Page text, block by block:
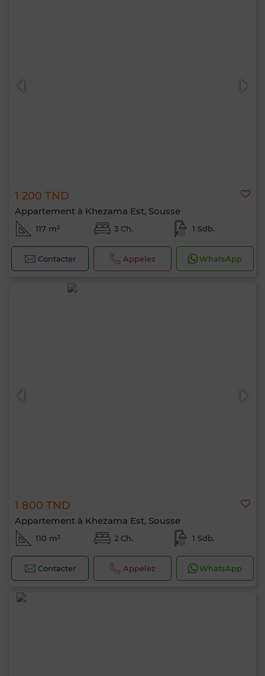
1 200 TND
Appartement à Khezama Est, Sousse
117 m² 3 Ch. 1 Sdb.
Contacter Appelez WhatsApp
1 800 TND
Appartement à Khezama Est, Sousse
110 m² 2 Ch. 1 Sdb.
Contacter Appelez WhatsApp